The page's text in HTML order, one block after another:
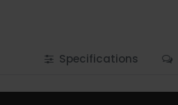
Specifications